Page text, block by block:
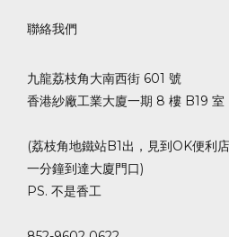
聯絡我們
九龍荔枝角大南西街 601 號
香港紗廠工業大廈一期 8 樓 B19 室
(荔枝角地鐵站B1出，見到OK便利
一分鐘到達大廈門口)
PS. 不是香工